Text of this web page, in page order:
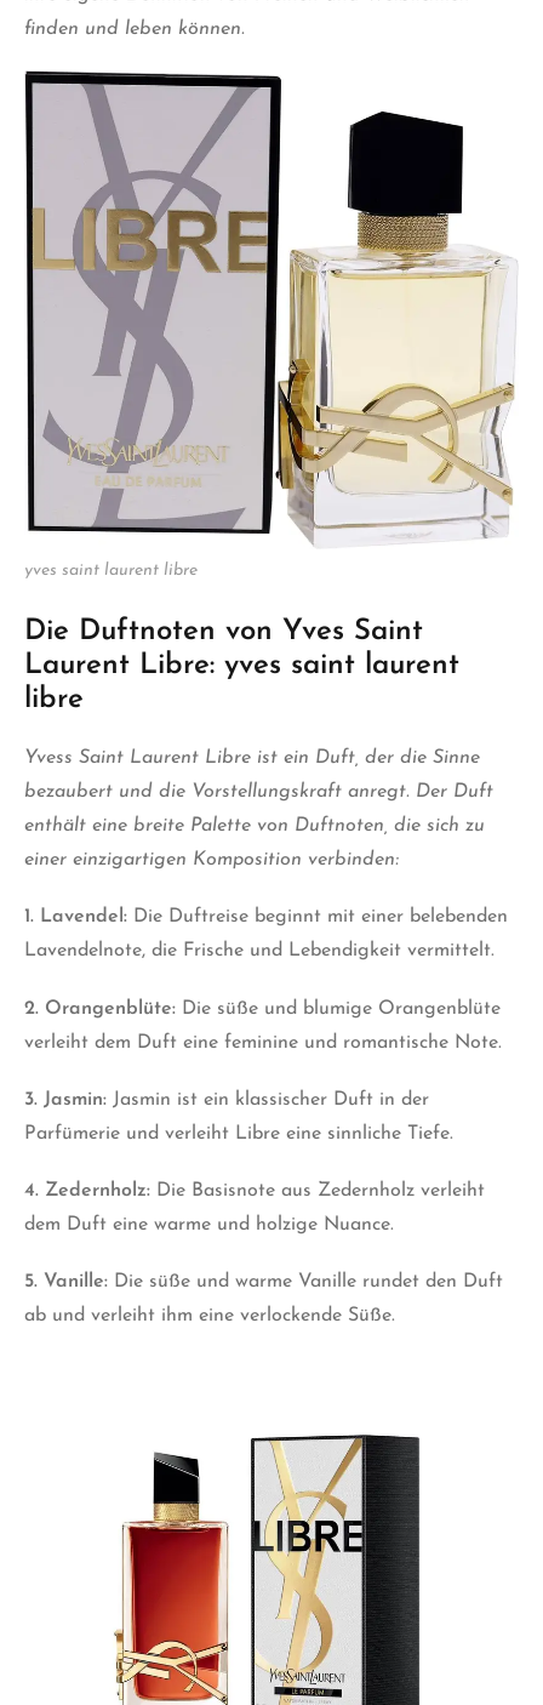
finden und leben können.
yves saint laurent libre
Die Duftnoten von Yves Saint
Laurent Libre: yves saint laurent
libre
Yvess Saint Laurent Libre ist ein Duft, der die Sinne
bezaubert und die Vorstellungskraft anregt. Der Duft
enthält eine breite Palette von Duftnoten, die sich zu
einer einzigartigen Komposition verbinden:
1. Lavendel: Die Duftreise beginnt mit einer belebenden
Lavendelnote, die Frische und Lebendigkeit vermittelt.
2. Orangenblüte: Die süße und blumige Orangenblüte
verleiht dem Duft eine feminine und romantische Note.
3. Jasmin: Jasmin ist ein klassischer Duft in der
Parfümerie und verleiht Libre eine sinnliche Tiefe.
4. Zedernholz: Die Basisnote aus Zedernholz verleiht
dem Duft eine warme und holzige Nuance.
5. Vanille: Die süße und warme Vanille rundet den Duft
ab und verleiht ihm eine verlockende Süße.